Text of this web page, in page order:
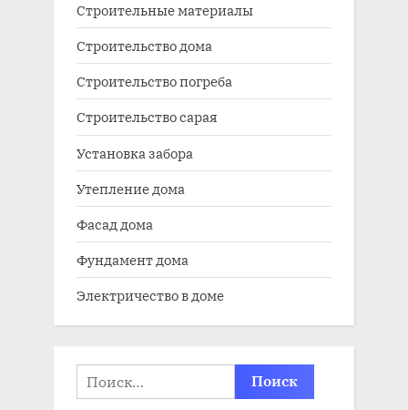
Строительные материалы
Строительство дома
Строительство погреба
Строительство сарая
Установка забора
Утепление дома
Фасад дома
Фундамент дома
Электричество в доме
Найти: